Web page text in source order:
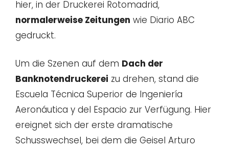
hier, in der Druckerei Rotomadrid,
normalerweise Zeitungen wie Diario ABC
gedruckt.
Um die Szenen auf dem Dach der
Banknotendruckerei zu drehen, stand die
Escuela Técnica Superior de Ingeniería
Aeronáutica y del Espacio zur Verfügung. Hier
ereignet sich der erste dramatische
Schusswechsel, bei dem die Geisel Arturo